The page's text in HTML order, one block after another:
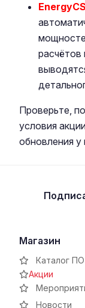
Проверьте,
условия
обновления
Магазин
Каталог ПО
Акции
Новости